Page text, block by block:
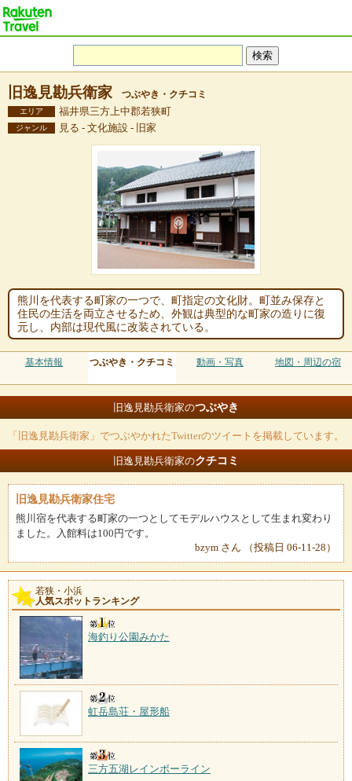
旧逸見勘兵衛家 つぶやき・クチコミ
エリア 福井県三方上中郡若狭町
ジャンル 見る - 文化施設 - 旧家
熊川を代表する町家の一つで、町指定の文化財。町並み保存と
住民の生活を両立させるため、外観は典型的な町家の造りに復
元し、内部は現代風に改装されている。
基本情報 つぶやき・クチコミ 動画・写真 地図・周辺の宿
旧逸見勘兵衛家のつぶやき
「旧逸見勘兵衛家」でつぶやかれたTwitterのツイートを掲載しています。
旧逸見勘兵衛家のクチコミ
旧逸見勘兵衛家住宅
熊川宿を代表する町家の一つとしてモデルハウスとして生まれ変わり
ました。入館料は100円です。
bzym さん （投稿日 06-11-28）
若狭・小浜
人気スポットランキング
海釣り公園みかた
虹岳島荘・屋形船
三方五湖レインボーライン